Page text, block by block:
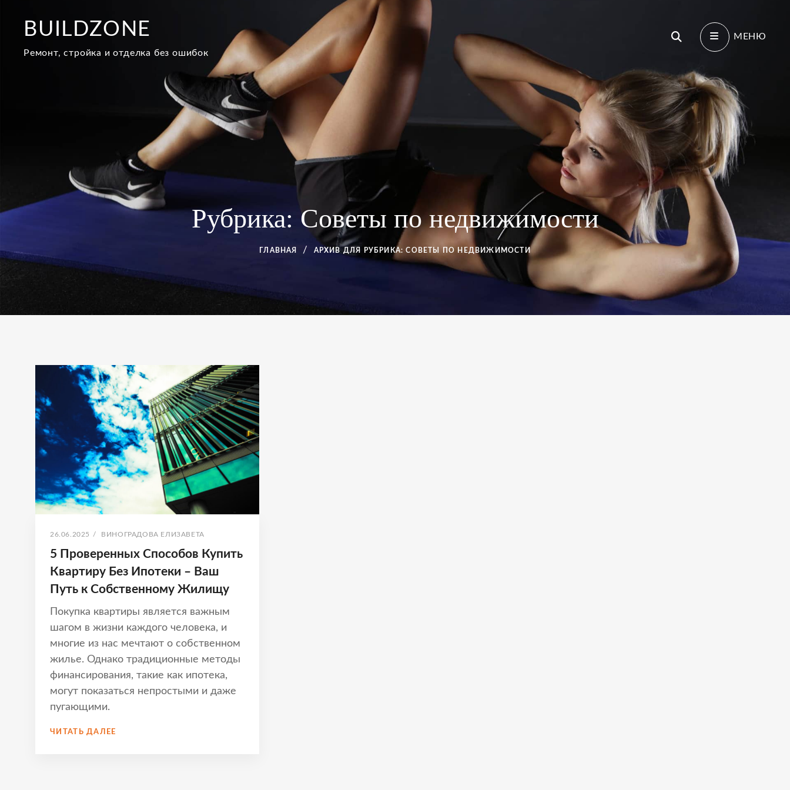
содержимому
BUILDZONE
Ремонт, стройка и отделка без ошибок
Поиск МЕНЮ
Рубрика: Советы по недвижимости
ГЛАВНАЯ АРХИВ ДЛЯ РУБРИКА:СОВЕТЫ ПО НЕДВИЖИМОСТИ
Рубрика:
Советы
по
недвижимости
ОПУБЛИКОВАНО
26.06.2025 / АВТОР:
ВИНОГРАДОВА ЕЛИЗАВЕТА
5 Проверенных Способов Купить
Квартиру Без Ипотеки – Ваш
Путь к Собственному Жилищу
Покупка квартиры является важным
шагом в жизни каждого человека, и
многие из нас мечтают о собственном
жилье. Однако традиционные методы
финансирования, такие как ипотека,
могут показаться непростыми и даже
пугающими.
ЧИТАТЬ ДАЛЕЕ